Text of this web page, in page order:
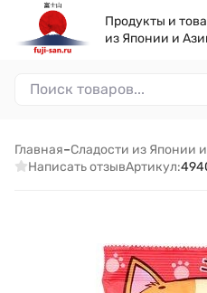
Продукты и
из Японии и
Главная–Сладости из Японии
Написать отзывАртикул: